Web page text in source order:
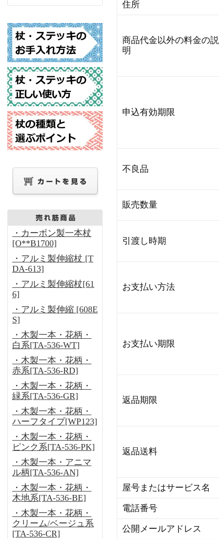
・カーボン製一本杖
[O**B1700]
・アルミ製伸縮杖 [T
DA-613]
・アルミ製伸縮杖[61
6]
・アルミ製伸縮 [608E
S]
・木製一本・花柄・
白系[TA-536-WT]
・木製一本・花柄・
赤系[TA-536-RD]
・木製一本・花柄・
緑系[TA-536-GR]
・木製一本・花柄・
ハーフタイプ[WP123]
・木製一本・花柄・
ピンク系[TA-536-PK]
・木製一本・アニマ
ル柄[TA-536-AN]
・木製一本・花柄・
木地系[TA-536-BE]
・木製一本・花柄・
クリーム/ベージュ系
[TA-536-CR]
住所
商品代金以外の料金の説
明
申込有効期限
不良品
販売数量
引渡し時期
お支払い方法
お支払い期限
返品期限
返品送料
屋号またはサービス名
電話番号
公開メールアドレス